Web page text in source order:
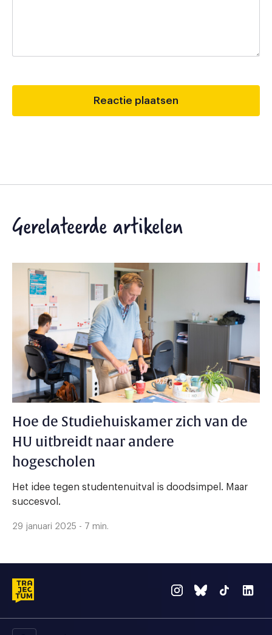
Gerelateerde artikelen
Hoe de Studiehuiskamer zich van de
HU uitbreidt naar andere
hogescholen
Het idee tegen studentenuitval is doodsimpel. Maar
succesvol.
29 januari 2025 - 7 min.